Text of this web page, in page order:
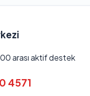
arası aktif destek
4571